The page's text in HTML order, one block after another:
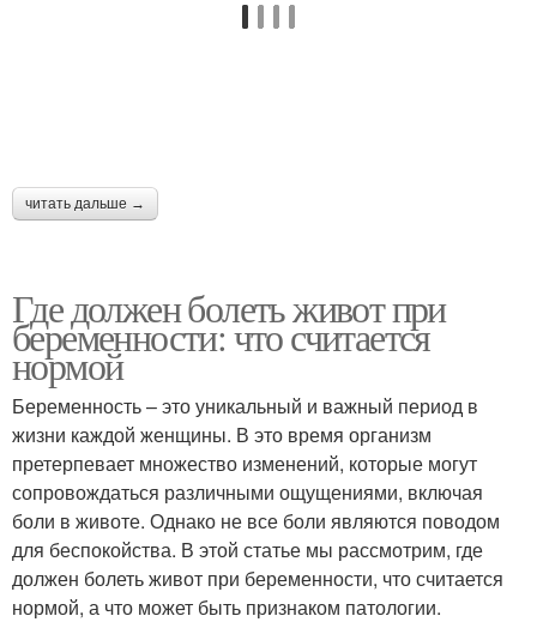
читать дальше →
Где должен болеть живот при
беременности: что считается
нормой
Беременность – это уникальный и важный период в
жизни каждой женщины. В это время организм
претерпевает множество изменений, которые могут
сопровождаться различными ощущениями, включая
боли в животе. Однако не все боли являются поводом
для беспокойства. В этой статье мы рассмотрим, где
должен болеть живот при беременности, что считается
нормой, а что может быть признаком патологии.